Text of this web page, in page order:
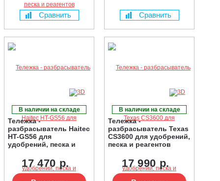
Сравнить Сравнить
В наличии на складе
Тележка -
разбрасыватель Haitec
HT-GS56 для
удобрений, песка и
17 470 р.
В наличии на складе
Тележка -
разбрасыватель Texas
CS3600 для удобрений,
песка и реагентов
17 990 р.